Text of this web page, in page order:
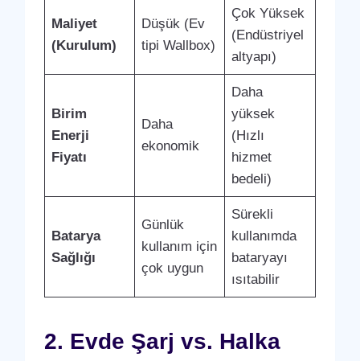
Maliyet
(Kurulum)
Düşük (Ev
tipi Wallbox)
Çok Yüksek
(Endüstriyel
altyapı)
Birim
Enerji
Fiyatı
Daha
ekonomik
Daha
yüksek
(Hızlı
hizmet
bedeli)
Batarya
Sağlığı
Günlük
kullanım için
çok uygun
Sürekli
kullanımda
bataryayı
ısıtabilir
2. Evde Şarj vs. Halka